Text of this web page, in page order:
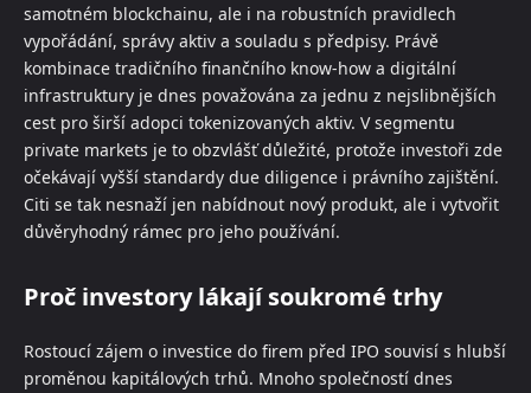
samotném blockchainu, ale i na robustních pravidlech
vypořádání, správy aktiv a souladu s předpisy. Právě
kombinace tradičního finančního know-how a digitální
infrastruktury je dnes považována za jednu z nejslibnějších
cest pro širší adopci tokenizovaných aktiv. V segmentu
private markets je to obzvlášť důležité, protože investoři zde
očekávají vyšší standardy due diligence i právního zajištění.
Citi se tak nesnaží jen nabídnout nový produkt, ale i vytvořit
důvěryhodný rámec pro jeho používání.
Proč investory lákají soukromé trhy
Rostoucí zájem o investice do firem před IPO souvisí s hlubší
proměnou kapitálových trhů. Mnoho společností dnes